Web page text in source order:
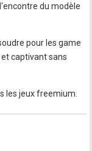
du modèle
pour les game
captivant sans
les jeux freemium.